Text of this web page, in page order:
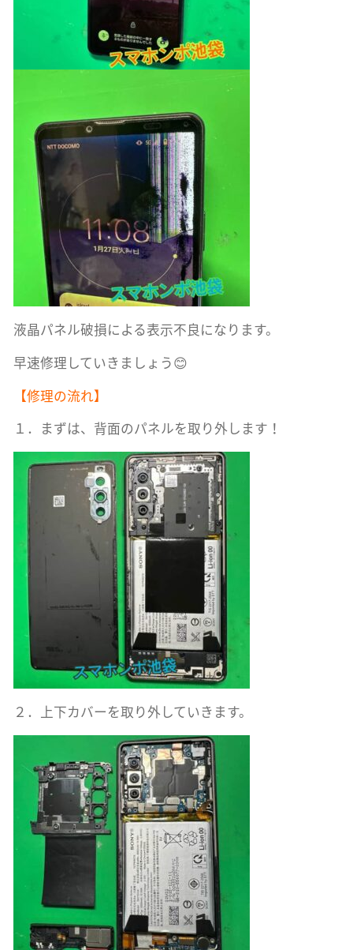
液晶パネル破損による表示不良になります。
早速修理していきましょう😊
【修理の流れ】
１．まずは、背面のパネルを取り外します！
２．上下カバーを取り外していきます。